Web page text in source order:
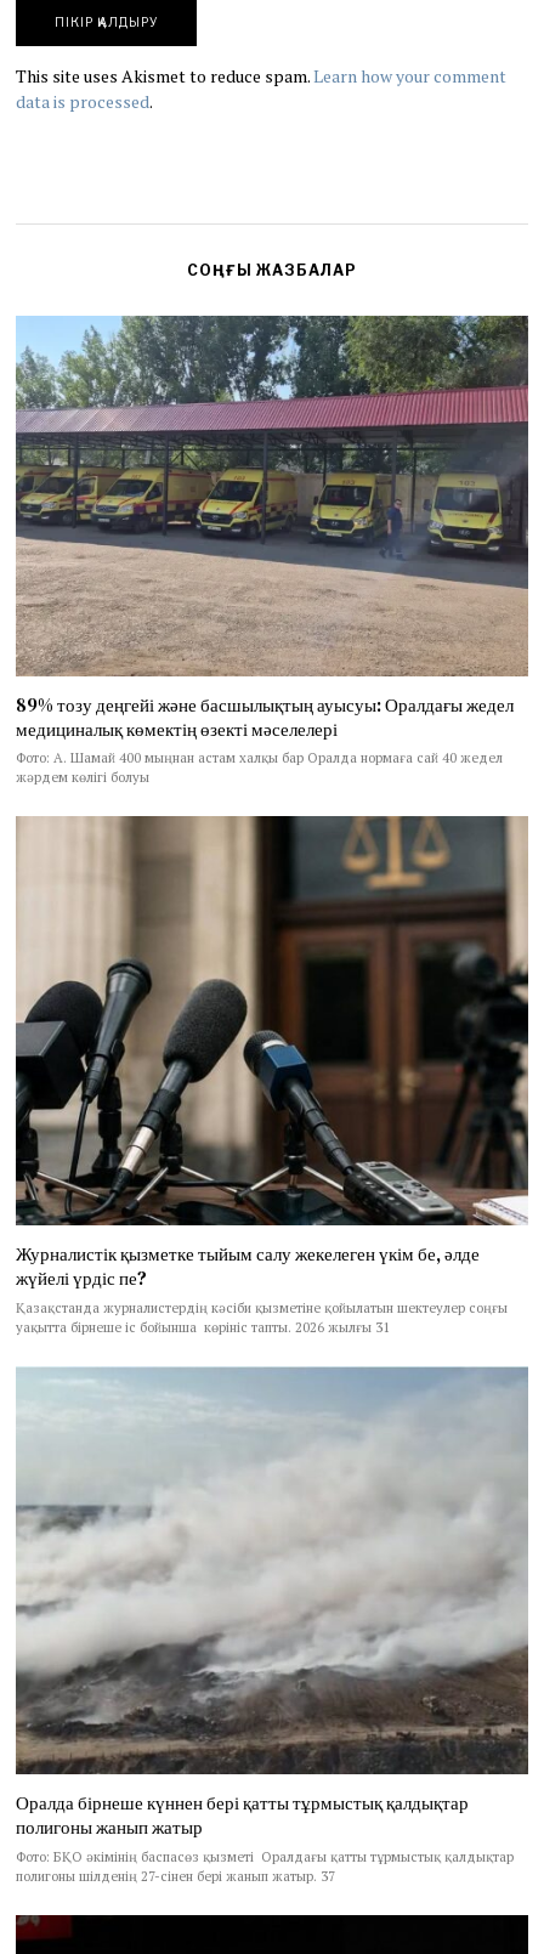
This site uses Akismet to reduce spam.Learn how your comment
data is processed.
СОҢҒЫ ЖАЗБАЛАР
89% тозу деңгейі және басшылықтың ауысуы: Оралдағы жедел
медициналық көмектің өзекті мәселелері
Фото: А. Шамай 400 мыңнан астам халқы бар Оралда нормаға сай 40 жедел
жәрдем көлігі болуы
Журналистік қызметке тыйым салу жекелеген үкім бе, әлде
жүйелі үрдіс пе?
Қазақстанда журналистердің кәсіби қызметіне қойылатын шектеулер соңғы
уақытта бірнеше іс бойынша көрініс тапты. 2026 жылғы 31
Оралда бірнеше күннен бері қатты тұрмыстық қалдықтар
полигоны жанып жатыр
Фото: БҚО әкімінің баспасөз қызметі Оралдағы қатты тұрмыстық қалдықтар
полигоны шілденің 27-сінен бері жанып жатыр. 37